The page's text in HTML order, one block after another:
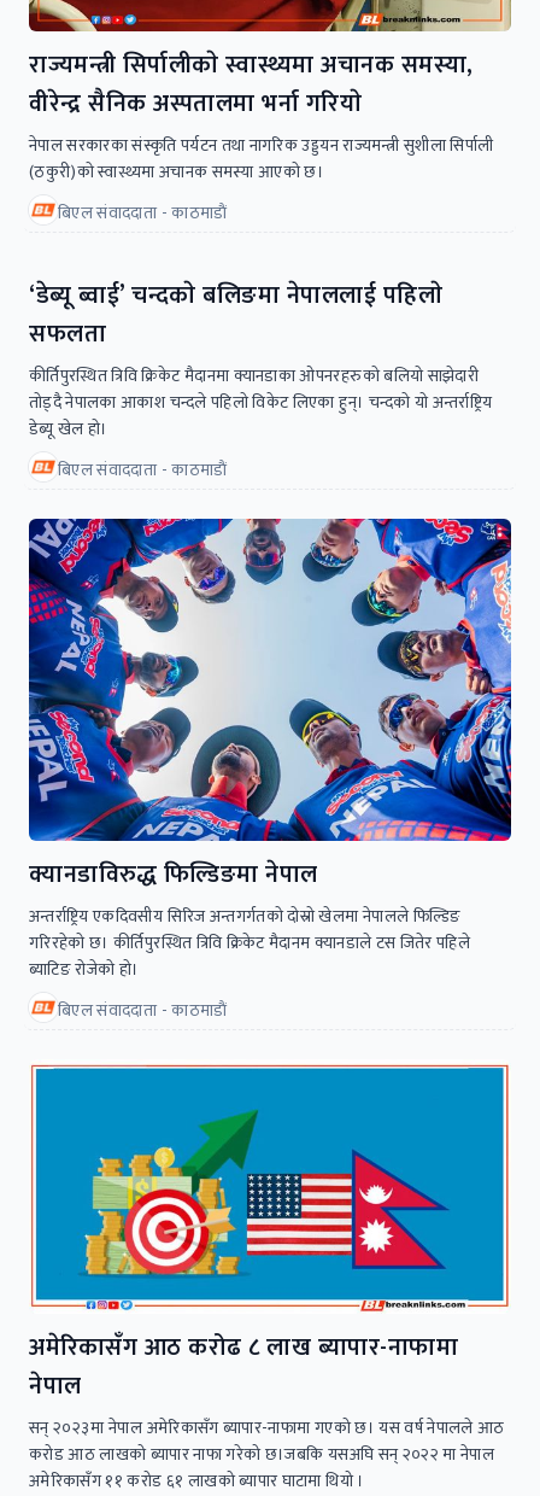
राज्यमन्त्री सिर्पालीकाे स्वास्थ्यमा अचानक समस्या,
वीरेन्द्र सैनिक अस्पतालमा भर्ना गरियाे
नेपाल सरकारका संस्कृति पर्यटन तथा नागरिक उड्डयन राज्यमन्त्री सुशीला सिर्पाली
(ठकुरी)काे स्वास्थ्यमा अचानक समस्या आएकाे छ।
बिएल संवाददाता - काठमाडाैं
‘डेब्यू ब्वाई’ चन्दकाे बलिङमा नेपाललाई पहिलाे
सफलता
कीर्तिपुरस्थित त्रिवि क्रिकेट मैदानमा क्यानडाका ओपनरहरुकाे बलियाे साझेदारी
ताेड्दै नेपालका आकाश चन्दले पहिलाे विकेट लिएका हुन्। चन्दकाे याे अन्तर्राष्ट्रिय
डेब्यू खेल हाे।
बिएल संवाददाता - काठमाडाैं
क्यानडाविरुद्ध फिल्डिङमा नेपाल
अन्तर्राष्ट्रिय एकदिवसीय सिरिज अन्तगर्गतकाे दाेस्राे खेलमा नेपालले फिल्डिङ
गरिरहेकाे छ। कीर्तिपुरस्थित त्रिवि क्रिकेट मैदानम क्यानडाले टस जितेर पहिले
ब्याटिङ राेजेकाे हाे।
बिएल संवाददाता - काठमाडाैं
अमेरिकासँग आठ करोढ ८ लाख ब्यापार-नाफामा
नेपाल
सन् २०२३मा नेपाल अमेरिकासँग ब्यापार-नाफामा गएको छ। यस वर्ष नेपालले आठ
करोड आठ लाखको ब्यापार नाफा गरेको छ।जबकि यसअघि सन् २०२२ मा नेपाल
अमेरिकासँग ११ करोड ६१ लाखको ब्यापार घाटामा थियो ।